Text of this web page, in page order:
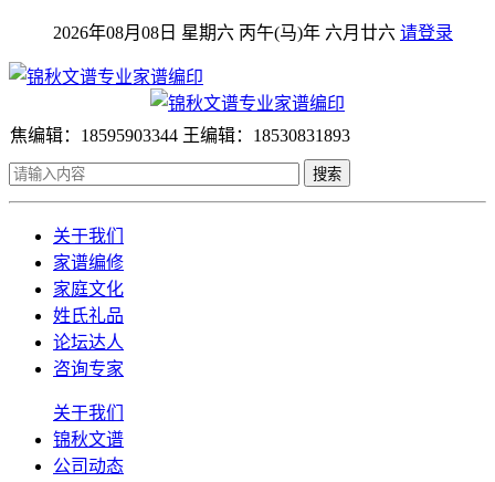
2026年08月08日 星期六 丙午(马)年 六月廿六 请登录
焦编辑：18595903344 王编辑：18530831893
搜索
关于我们
家谱编修
家庭文化
姓氏礼品
论坛达人
咨询专家
关于我们
锦秋文谱
公司动态